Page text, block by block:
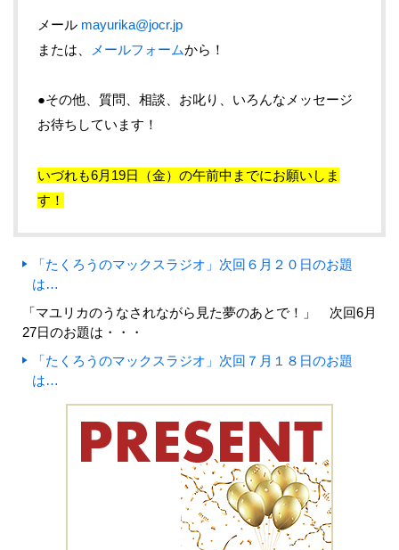
メール mayurika@jocr.jp
または、
メールフォームから！
●その他、質問、相談、お叱り、いろんなメッセージ
お待ちしています！
いづれも6月19日（金）の午前中までにお願いしま
す！
「たくろうのマックスラジオ」次回６月２０日のお題
は…
「マユリカのうなされながら見た夢のあとで！」 次回6月
27日のお題は・・・
「たくろうのマックスラジオ」次回７月１８日のお題
は…